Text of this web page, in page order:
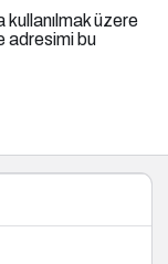
kullanılmak üzere
adresimi bu